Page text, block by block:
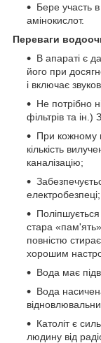
Бере участь
амінокислот.
Переваги
В апараті є
його при
і включає
Не потрібно
фільтрів та ін.)
При кожному
кількість
каналізацію;
електробезпеці;
стара
повністю
хорошим
Вода має
Вода
Католіт є
людину від